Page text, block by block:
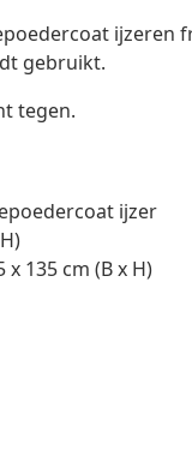
ijzeren
gebruikt.
tegen.
ijzer
135 cm (B x H)